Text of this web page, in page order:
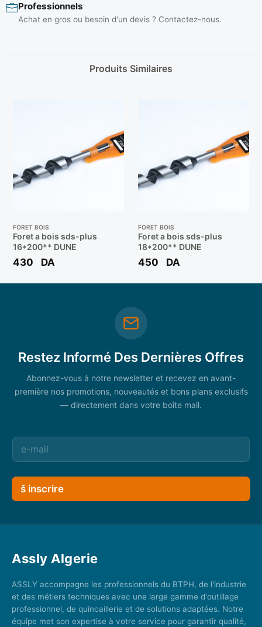
Professionnels
Achat en gros ou besoin d'un devis ? Contactez-nous.
Produits Similaires
FORET BOIS
Foret a bois sds-plus
16*200** DUNE
430 DA
FORET BOIS
Foret a bois sds-plus
18*200** DUNE
450 DA
Restez Informé Des Dernières Offres
Abonnez-vous à notre newsletter et recevez en avant-
première nos promotions, nouveautés et bons plans exclusifs
— directement dans votre boîte mail.
š inscrire
Assly Algerie
ASSLY accompagne les professionnels du BTPH, de l'industrie
et des métiers techniques avec une large gamme d'outillage
professionnel, de quincaillerie et de solutions adaptées. Notre
équipe met son expertise à votre service pour garantir qualité,